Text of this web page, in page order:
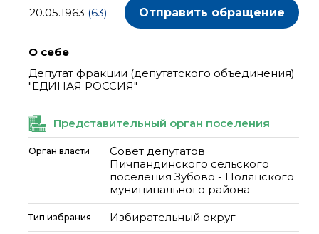
20.05.1963 (63) Отправить обращение
О себе
Депутат фракции (депутатского объединения)
"ЕДИНАЯ РОССИЯ"
Представительный орган поселения
Орган власти
Совет депутатов
Пичпандинского сельского
поселения Зубово - Полянского
муниципального района
Тип избрания Избирательный округ